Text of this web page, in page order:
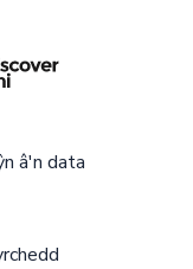
â'n data